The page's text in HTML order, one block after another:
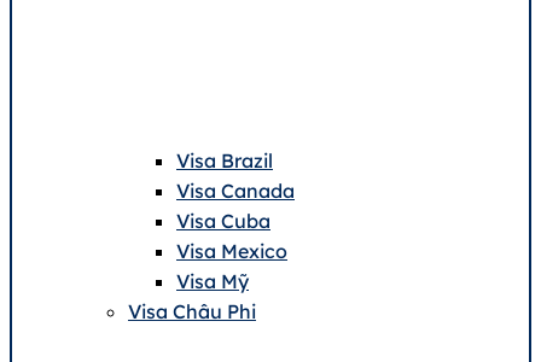
Visa Brazil
Visa Canada
Visa Cuba
Visa Mexico
Visa Mỹ
Visa Châu Phi